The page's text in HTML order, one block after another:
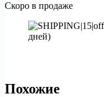
Скоро в продаже
Похожие